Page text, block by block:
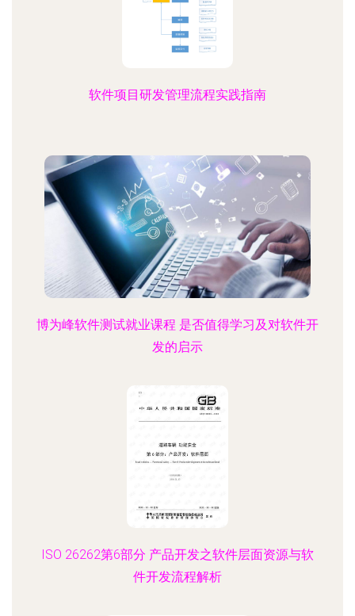
软件项目研发管理流程实践指南
博为峰软件测试就业课程 是否值得学习及对软件开
发的启示
ISO 26262第6部分 产品开发之软件层面资源与软
件开发流程解析